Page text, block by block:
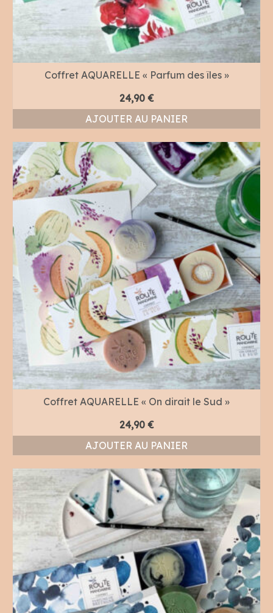
Coffret AQUARELLE « Parfum des îles »
24,90 €
AJOUTER AU PANIER
Coffret AQUARELLE « On dirait le Sud »
24,90 €
AJOUTER AU PANIER